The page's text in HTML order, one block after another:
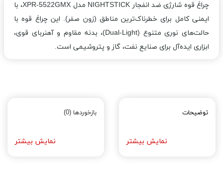
چراغ قوه شارژی ضد انفجار NIGHTSTICK مدل XPR-5522GMX، با
ایمنی کامل برای خطرناک‌ترین مناطق (زون صفر). این چراغ قوه با
حالت‌های نوری متنوع (Dual-Light)، بدنه مقاوم و آهنربای قوی،
ابزاری ایده‌آل برای صنایع نفت، گاز و پتروشیمی است.
توضیحات
نمایش بیشتر
بازخوردها (0)
نمایش بیشتر